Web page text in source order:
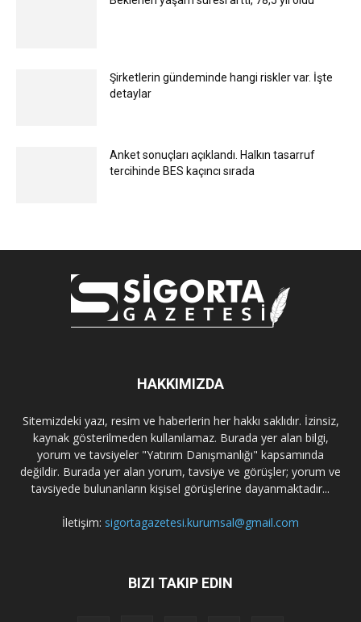
Şirketlerin gündeminde hangi riskler var. İşte
detaylar
Anket sonuçları açıklandı. Halkın tasarruf
tercihinde BES kaçıncı sırada
HAKKIMIZDA
Sitemizdeki yazı, resim ve haberlerin her hakkı saklıdır. İzinsiz,
kaynak gösterilmeden kullanılamaz. Burada yer alan bilgi,
yorum ve tavsiyeler "Yatırım Danışmanlığı" kapsamında
değildir. Burada yer alan yorum, tavsiye ve görüşler; yorum ve
tavsiyede bulunanların kişisel görüşlerine dayanmaktadır...
İletişim: sigortagazetesi.kurumsal@gmail.com
BIZI TAKIP EDIN